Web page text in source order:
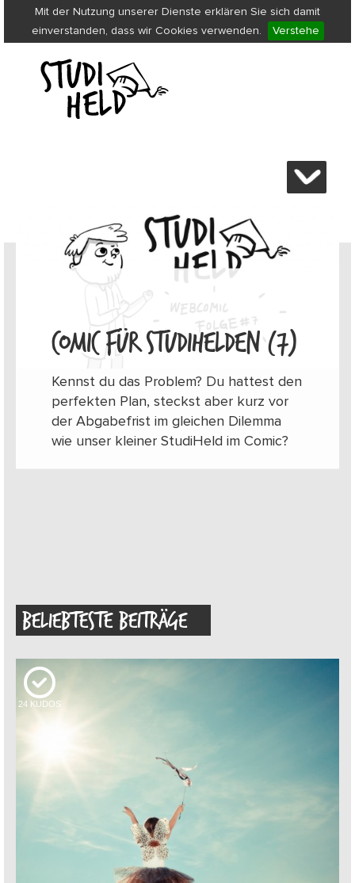
Mit der Nutzung unserer Dienste erklären Sie sich damit
einverstanden, dass wir Cookies verwenden.
Verstehe
COMIC FÜR STUDIHELDEN (7)
Kennst du das Problem? Du hattest den
perfekten Plan, steckst aber kurz vor
der Abgabefrist im gleichen Dilemma
wie unser kleiner StudiHeld im Comic?
BELIEBTESTE BEITRÄGE
24 KUDOS